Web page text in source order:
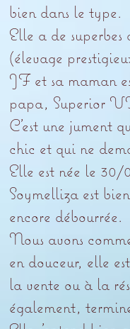
bien dans le type.
Elle a de superbes
(élevage
JF et sa maman
papa, Superior
C’est une jument
chic et qui ne
Elle est née le 30/
Soymelliza est
encore débourrée.
Nous avons
en douceur, elle
la vente ou à la
également,